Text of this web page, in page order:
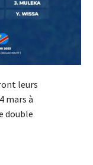
leurs
mars à
double